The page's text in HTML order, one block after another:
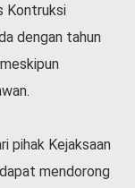
Kontruksi
dengan tahun
pihak Kejaksaan
mendorong